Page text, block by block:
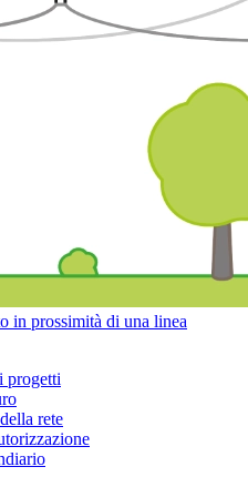
in prossimità di una linea
progetti
rete